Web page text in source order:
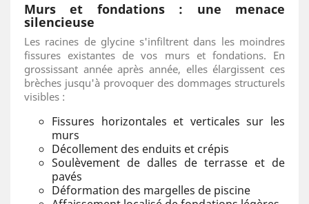
Murs et fondations : une menace
silencieuse
Les racines de glycine s'infiltrent dans les moindres
fissures existantes de vos murs et fondations. En
grossissant année après année, elles élargissent ces
brèches jusqu'à provoquer des dommages structurels
visibles :
Fissures horizontales et verticales sur les
murs
Décollement des enduits et crépis
Soulèvement de dalles de terrasse et de
pavés
Déformation des margelles de piscine